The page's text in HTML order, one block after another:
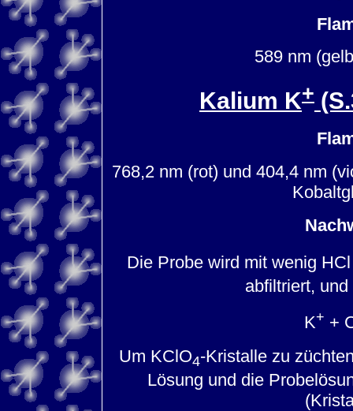
589 nm
Kalium K+
768,2 nm (rot) und 404,4 nm
Die Probe wird mit wenig
abfiltriert,
K+ +
Um KClO4-Kristalle zu
Lösung und die